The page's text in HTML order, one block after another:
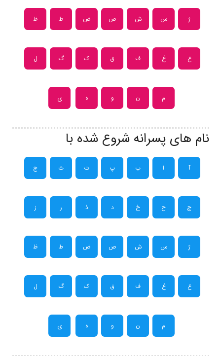
ژ س ش ص ض ط ظ
ع غ ف ق ک گ ل
م ن و ه ی
نام های پسرانه شروع شده با
آ ا ب پ ت ث ج
چ ح خ د ذ ر ز
ژ س ش ص ض ط ظ
ع غ ف ق ک گ ل
م ن و ه ی